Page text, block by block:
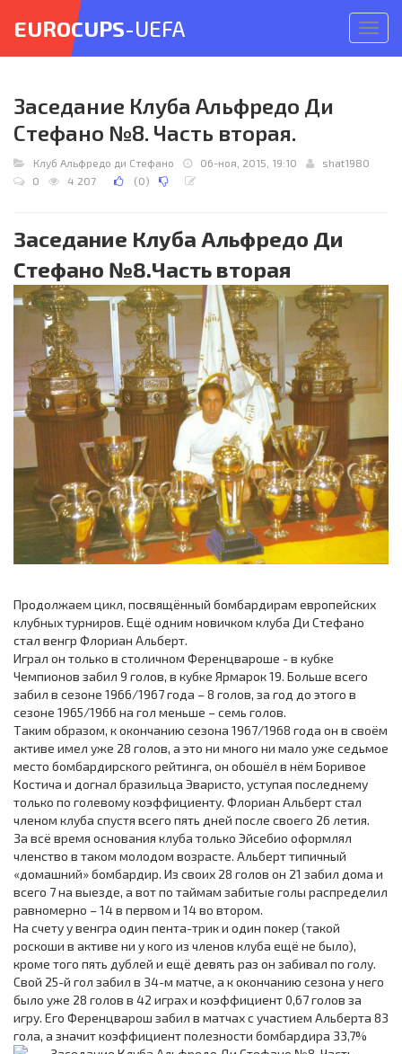
меню
EUROCUPS-UEFA
Заседание Клуба Альфредо Ди
Стефано №8. Часть вторая.
Клуб Альфредо ди Стефано 06-ноя, 2015, 19:10
shat1980
0
4 207 (0)
Заседание Клуба Альфредо Ди
Стефано №8.Часть вторая
Продолжаем цикл, посвящённый бомбардирам европейских
клубных турниров. Ещё одним новичком клуба Ди Стефано
стал венгр Флориан Альберт.
Играл он только в столичном Ференцвароше - в кубке
Чемпионов забил 9 голов, в кубке Ярмарок 19. Больше всего
забил в сезоне 1966/1967 года – 8 голов, за год до этого в
сезоне 1965/1966 на гол меньше – семь голов.
Таким образом, к окончанию сезона 1967/1968 года он в своём
активе имел уже 28 голов, а это ни много ни мало уже седьмое
место бомбардирского рейтинга, он обошёл в нём Боривое
Костича и догнал бразильца Эваристо, уступая последнему
только по голевому коэффициенту. Флориан Альберт стал
членом клуба спустя всего пять дней после своего 26 летия.
За всё время основания клуба только Эйсебио оформлял
членство в таком молодом возрасте. Альберт типичный
«домашний» бомбардир. Из своих 28 голов он 21 забил дома и
всего 7 на выезде, а вот по таймам забитые голы распределил
равномерно – 14 в первом и 14 во втором.
На счету у венгра один пента-трик и один покер (такой
роскоши в активе ни у кого из членов клуба ещё не было),
кроме того пять дублей и ещё девять раз он забивал по голу.
Свой 25-й гол забил в 34-м матче, а к окончанию сезона у него
было уже 28 голов в 42 играх и коэффициент 0,67 голов за
игру. Его Ференцварош забил в матчах с участием Альберта 83
гола, а значит коэффициент полезности бомбардира 33,7%